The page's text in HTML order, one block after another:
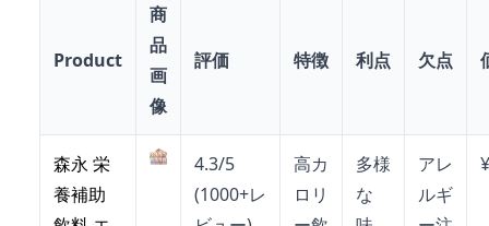
Product
商
品
画
像
評価 特徴 利点 欠点
森永 栄
養補助
4.3/5
(1000+レ
高カ
ロリ
多様
な
アレ
ルギ